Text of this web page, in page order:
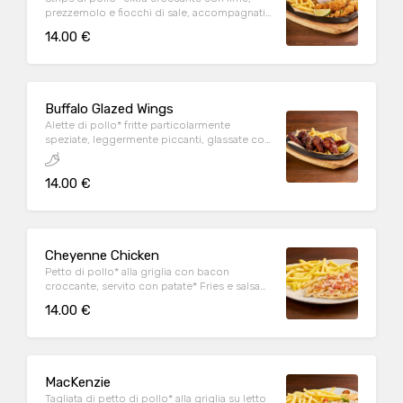
prezzemolo e fiocchi di sale, accompagnati
14.00 €
Buffalo Glazed Wings
Alette di pollo* fritte particolarmente
speziate, leggermente piccanti, glassate con
Korean sauce, sesamo tostato, prezzemolo,
lime e servite con patate* Fries
14.00 €
Cheyenne Chicken
Petto di pollo* alla griglia con bacon
croccante, servito con patate* Fries e salsa
14.00 €
MacKenzie
Tagliata di petto di pollo* alla griglia su letto